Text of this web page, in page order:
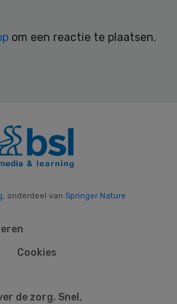
om een reactie te plaatsen.
, onderdeel van Springer Nature
Cookies
de zorg. Snel,